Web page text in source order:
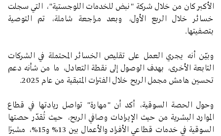
الأكبر كان من خلال شركة "نبض للخدمات اللوجستية"، التي سجلت
خسائر خلال الربع الأول، وبعد مراجعة شاملة، تم التوصية
بتصفيتها.
وبيّـن أنه يجري العمل على تقليص الخسائر المحتملة في الشركات
التابعة الأخرى، بهدف الوصول إلى نقطة التعادل، ما من شأنه دعم
تحسين هامش مجمل الربح خلال الفترات المتبقية من عام 2025.
وحول الحصة السوقية، أكد أن "مهارة" تواصل ريادتها في قطاع
الموارد البشرية من حيث الإيرادات وصافي الربح، حيث تُقدّر حصتها
السوقية في خدمات قطاعي الأفراد والأعمال بين 13% و15%، مشيرًا